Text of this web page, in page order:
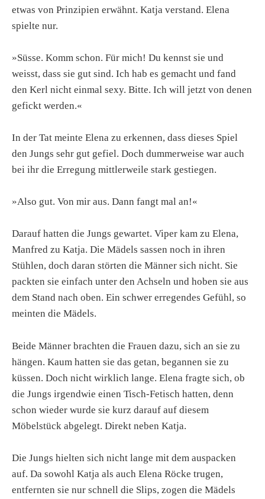
etwas von Prinzipien erwähnt. Katja verstand. Elena
spielte nur.
»Süsse. Komm schon. Für mich! Du kennst sie und
weisst, dass sie gut sind. Ich hab es gemacht und fand
den Kerl nicht einmal sexy. Bitte. Ich will jetzt von denen
gefickt werden.«
In der Tat meinte Elena zu erkennen, dass dieses Spiel
den Jungs sehr gut gefiel. Doch dummerweise war auch
bei ihr die Erregung mittlerweile stark gestiegen.
»Also gut. Von mir aus. Dann fangt mal an!«
Darauf hatten die Jungs gewartet. Viper kam zu Elena,
Manfred zu Katja. Die Mädels sassen noch in ihren
Stühlen, doch daran störten die Männer sich nicht. Sie
packten sie einfach unter den Achseln und hoben sie aus
dem Stand nach oben. Ein schwer erregendes Gefühl, so
meinten die Mädels.
Beide Männer brachten die Frauen dazu, sich an sie zu
hängen. Kaum hatten sie das getan, begannen sie zu
küssen. Doch nicht wirklich lange. Elena fragte sich, ob
die Jungs irgendwie einen Tisch-Fetisch hatten, denn
schon wieder wurde sie kurz darauf auf diesem
Möbelstück abgelegt. Direkt neben Katja.
Die Jungs hielten sich nicht lange mit dem auspacken
auf. Da sowohl Katja als auch Elena Röcke trugen,
entfernten sie nur schnell die Slips, zogen die Mädels